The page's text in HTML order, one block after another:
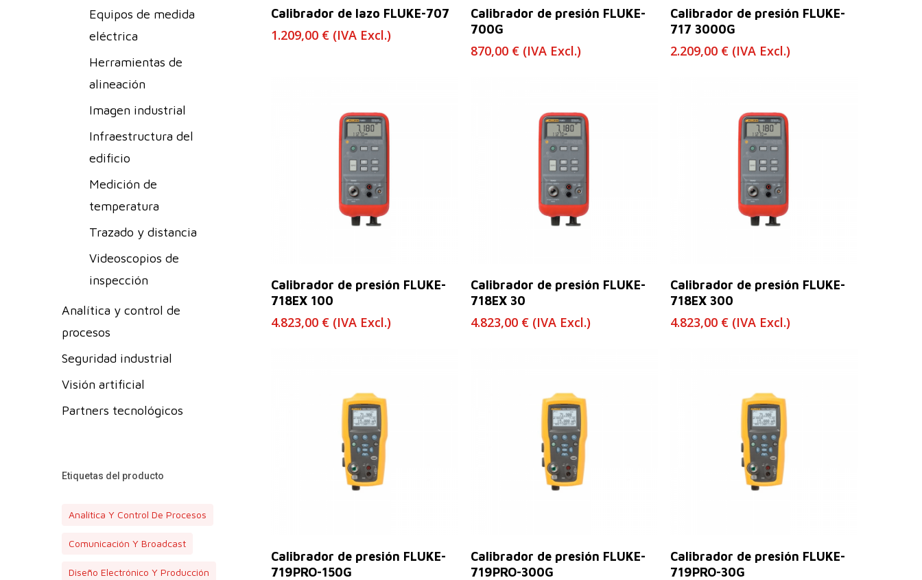
Equipos de medida
eléctrica
Herramientas de
alineación
Imagen industrial
Infraestructura del
edificio
Medición de
temperatura
Trazado y distancia
Videoscopios de
inspección
Analítica y control de
procesos
Seguridad industrial
Visión artificial
Partners tecnológicos
Etiquetas del producto
Analítica Y Control De Procesos
Comunicación Y Broadcast
Diseño Electrónico Y Producción
Leer Más
Calibrador de lazo FLUKE-707
1.209,00 € (IVA Excl.)
Leer Más
Calibrador de presión FLUKE-
700G
870,00 € (IVA Excl.)
Leer Más
Calibrador de presión FLUKE-
717 3000G
2.209,00 € (IVA Excl.)
Leer Más
Calibrador de presión FLUKE-
718EX 100
4.823,00 € (IVA Excl.)
Leer Más
Calibrador de presión FLUKE-
718EX 30
4.823,00 € (IVA Excl.)
Leer Más
Calibrador de presión FLUKE-
718EX 300
4.823,00 € (IVA Excl.)
Leer Más
Calibrador de presión FLUKE-
719PRO-150G
Leer Más
Calibrador de presión FLUKE-
719PRO-300G
Leer Más
Calibrador de presión FLUKE-
719PRO-30G